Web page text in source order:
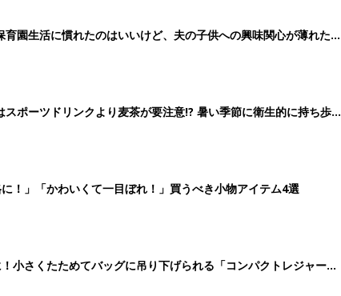
園生活に慣れたのはいいけど、夫の子供への興味関心が薄れた気
91』
ポーツドリンクより麦茶が要注意!? 暑い季節に衛生的に持ち歩
】
！」「かわいくて一目ぼれ！」買うべき小物アイテム4選
小さくたためてバッグに吊り下げられる「コンパクトレジャーシ